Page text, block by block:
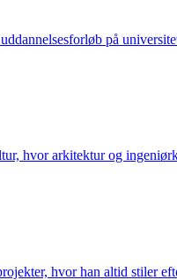
på
hvor arkitektur og
hvor han altid stiler